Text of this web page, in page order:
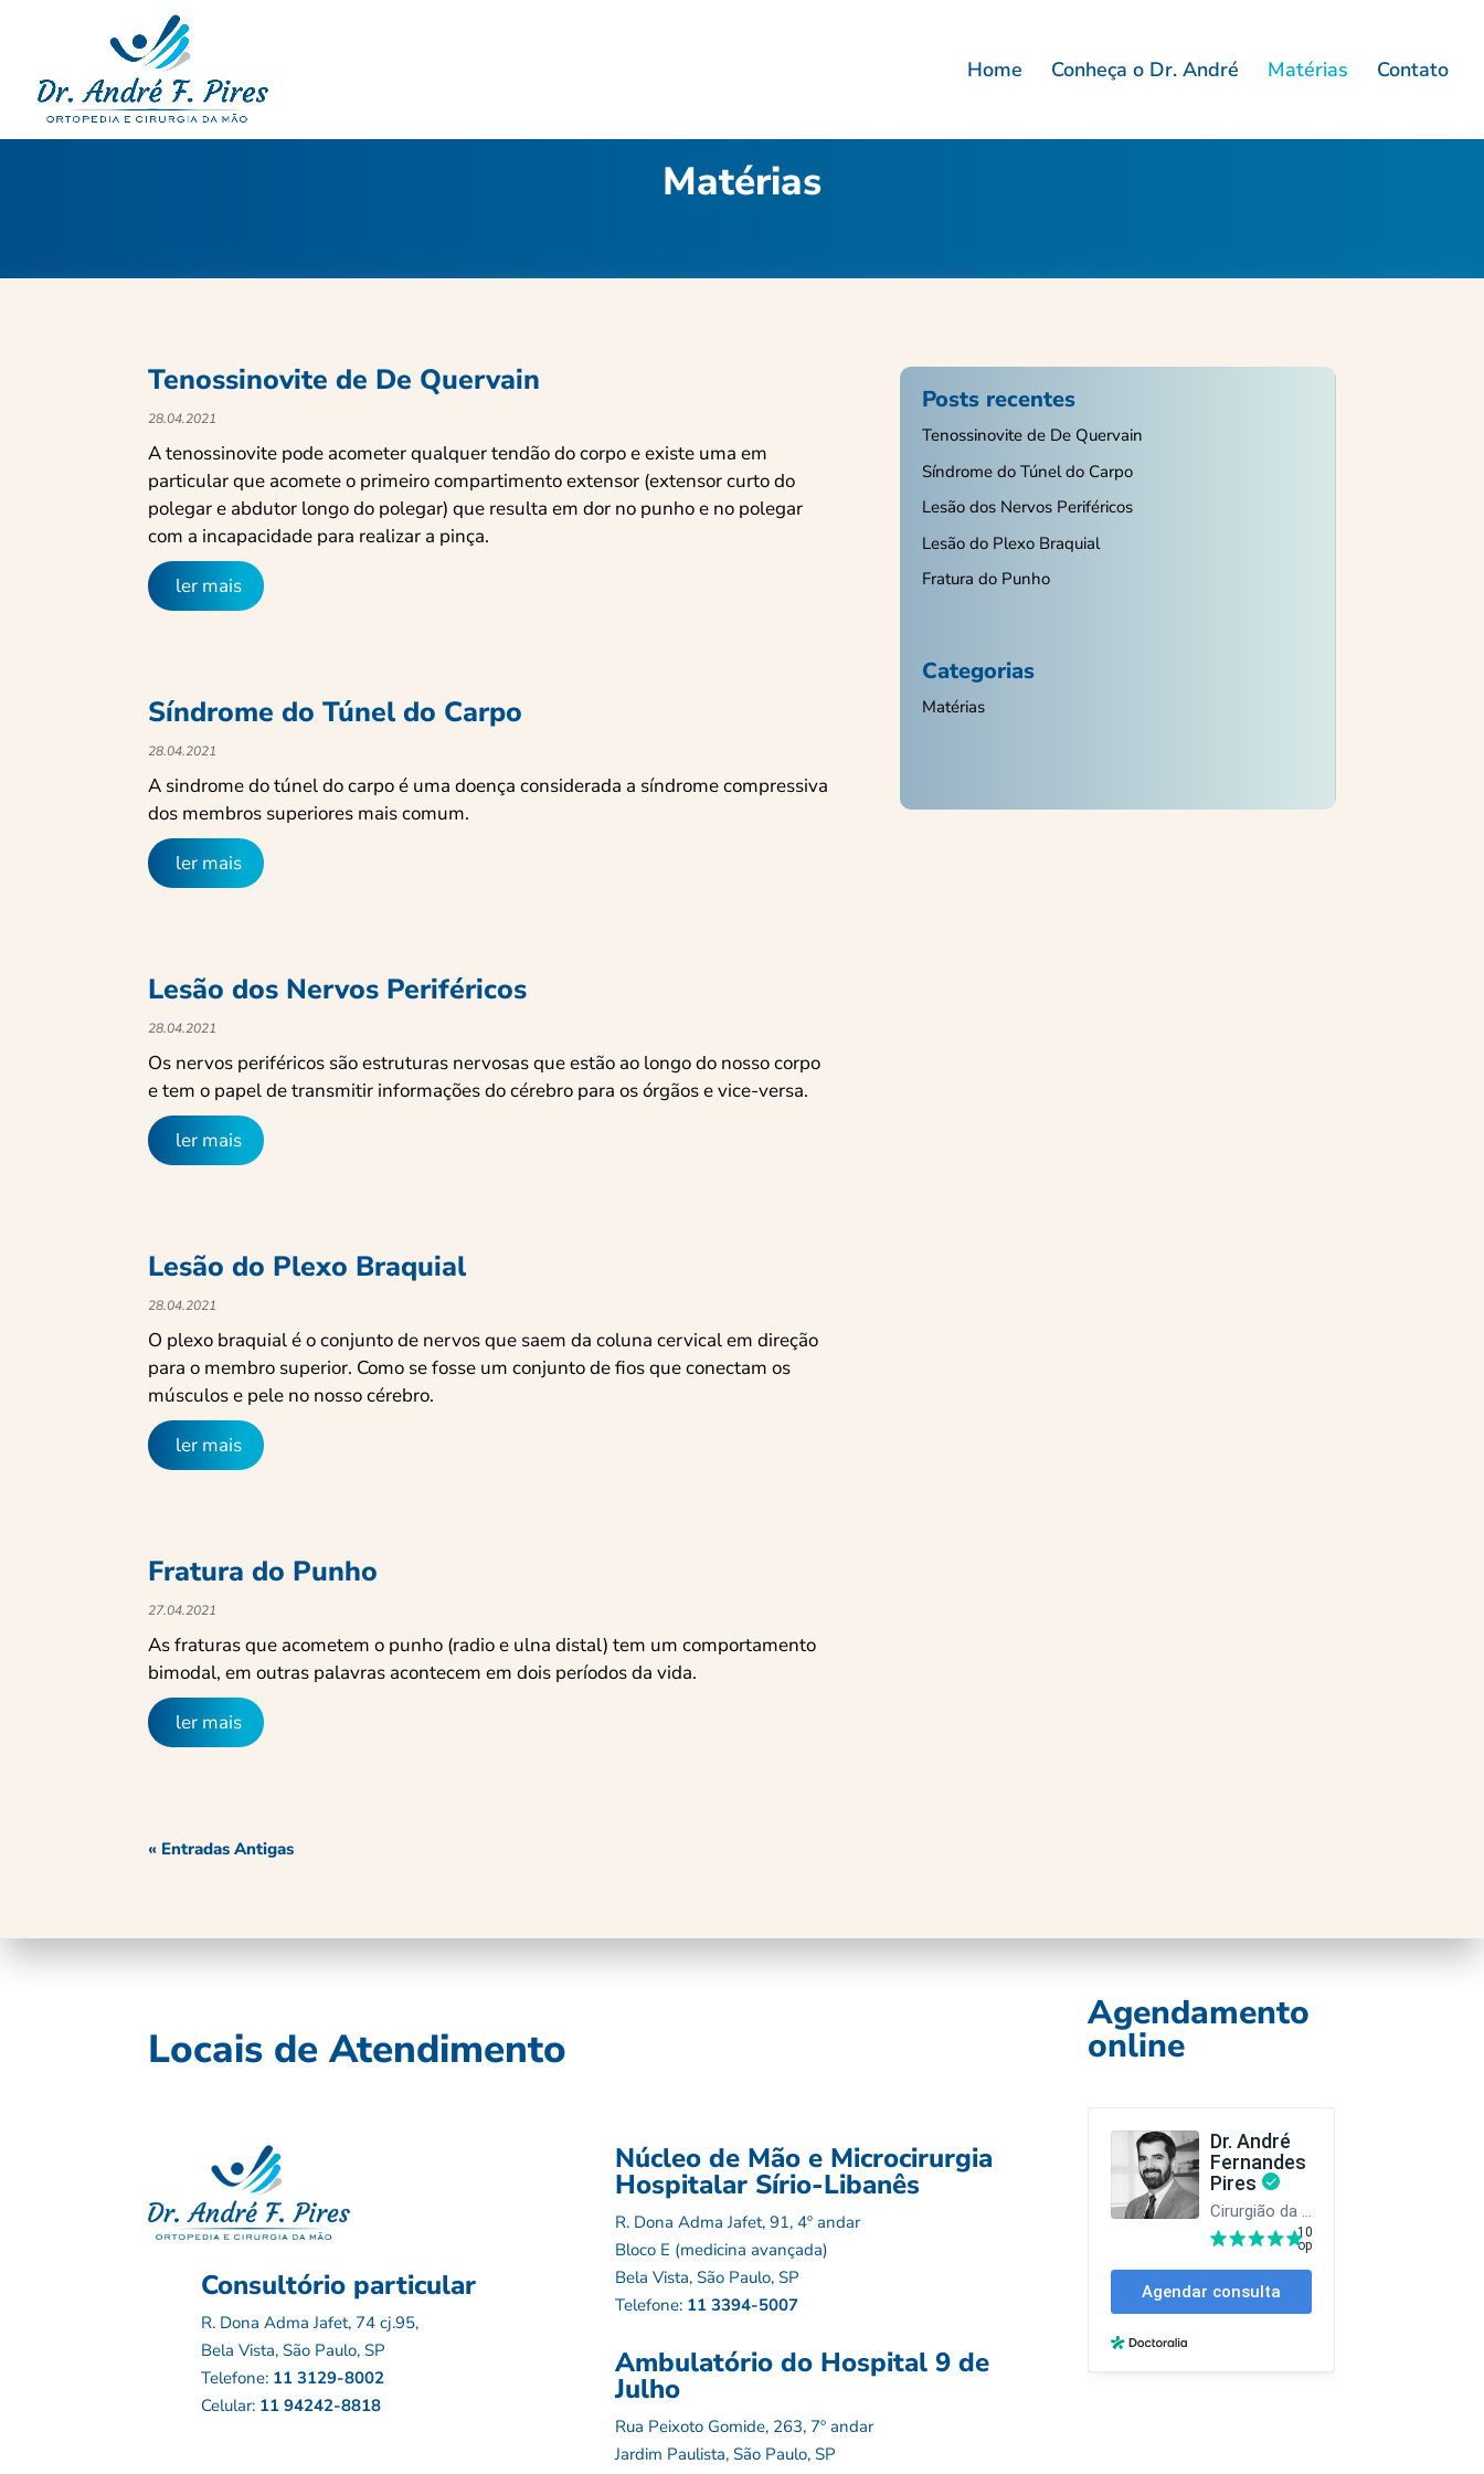
Home Conheça o Dr. André Matérias Contato
Matérias
Tenossinovite de De Quervain
28.04.2021
A tenossinovite pode acometer qualquer tendão do corpo e existe uma em
particular que acomete o primeiro compartimento extensor (extensor curto do
polegar e abdutor longo do polegar) que resulta em dor no punho e no polegar
com a incapacidade para realizar a pinça.
ler mais
Síndrome do Túnel do Carpo
28.04.2021
A sindrome do túnel do carpo é uma doença considerada a síndrome compressiva
dos membros superiores mais comum.
ler mais
Lesão dos Nervos Periféricos
28.04.2021
Os nervos periféricos são estruturas nervosas que estão ao longo do nosso corpo
e tem o papel de transmitir informações do cérebro para os órgãos e vice-versa.
ler mais
Lesão do Plexo Braquial
28.04.2021
O plexo braquial é o conjunto de nervos que saem da coluna cervical em direção
para o membro superior. Como se fosse um conjunto de fios que conectam os
músculos e pele no nosso cérebro.
ler mais
Fratura do Punho
27.04.2021
As fraturas que acometem o punho (radio e ulna distal) tem um comportamento
bimodal, em outras palavras acontecem em dois períodos da vida.
ler mais
« Entradas Antigas
Posts recentes
Tenossinovite de De Quervain
Síndrome do Túnel do Carpo
Lesão dos Nervos Periféricos
Lesão do Plexo Braquial
Fratura do Punho
Categorias
Matérias
Locais de Atendimento
Consultório particular
R. Dona Adma Jafet, 74 cj.95,
Bela Vista, São Paulo, SP
Telefone: 11 3129-8002
Celular: 11 94242-8818
Núcleo de Mão e Microcirurgia
Hospitalar Sírio-Libanês
R. Dona Adma Jafet, 91, 4º andar
Bloco E (medicina avançada)
Bela Vista, São Paulo, SP
Telefone: 11 3394-5007
Ambulatório do Hospital 9 de
Julho
Rua Peixoto Gomide, 263, 7º andar
Jardim Paulista, São Paulo, SP
Agendamento
online